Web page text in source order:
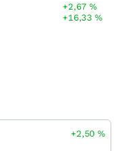
+2,67%
+16,33%
+2,50%